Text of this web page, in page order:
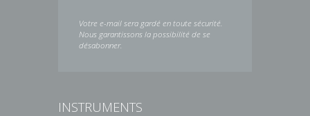
Votre e-mail sera gardé en toute sécurité.
Nous garantissons la possibilité de se
désabonner.
INSTRUMENTS